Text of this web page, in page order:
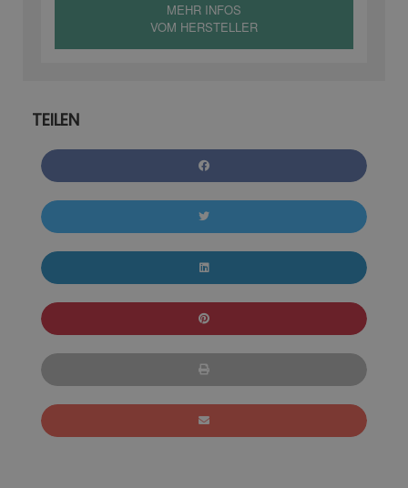
MEHR INFOS
VOM HERSTELLER
TEILEN